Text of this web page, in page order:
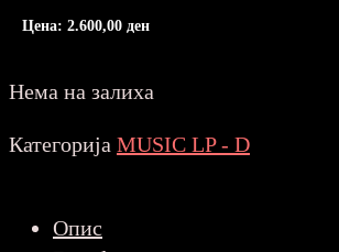
Цена: 2.600,00 ден
Нема на залиха
Категорија MUSIC LP - D
Опис